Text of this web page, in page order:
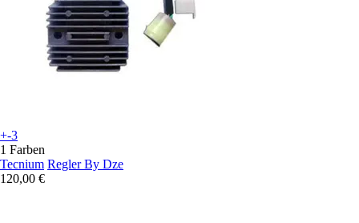
+-3
1 Farben
Tecnium Regler By Dze
120,00 €